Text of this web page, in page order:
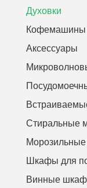
Духовки
Кофемашины
Аксессуары
Стиральные
Шкафы для
Винные